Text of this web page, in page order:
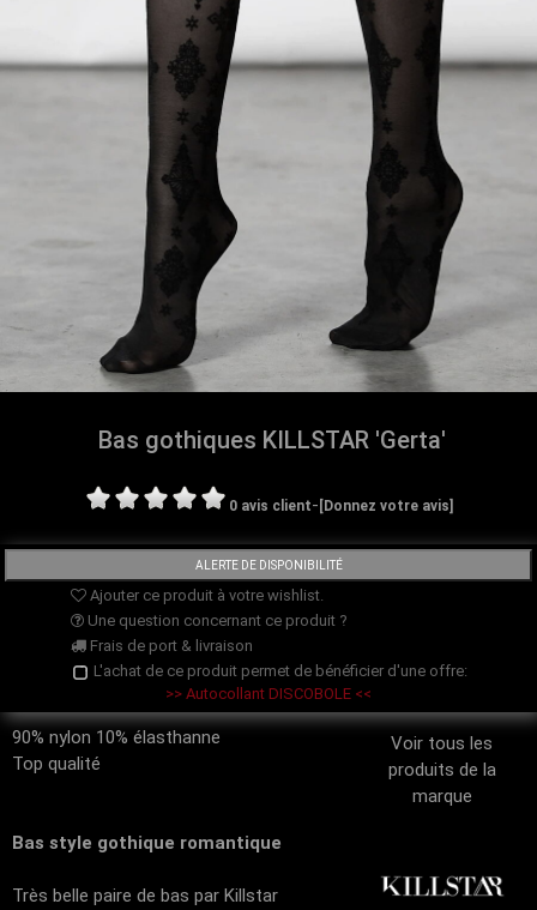
Bas gothiques KILLSTAR 'Gerta'
0 avis client- [Donnez votre avis]
Ajouter ce produit à votre wishlist.
Une question concernant ce produit ?
Frais de port & livraison
L'achat de ce produit permet de bénéficier d'une offre:
>> Autocollant DISCOBOLE <<
Voir tous les
produits de la
marque
90% nylon 10% élasthanne
Top qualité
Bas style gothique romantique
Très belle paire de bas par Killstar